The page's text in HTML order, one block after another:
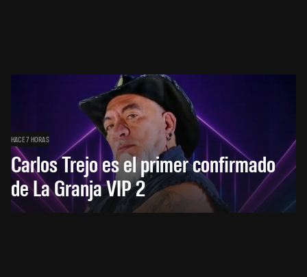
HACE 7 HORAS
Carlos Trejo es el primer confirmado
de La Granja VIP 2